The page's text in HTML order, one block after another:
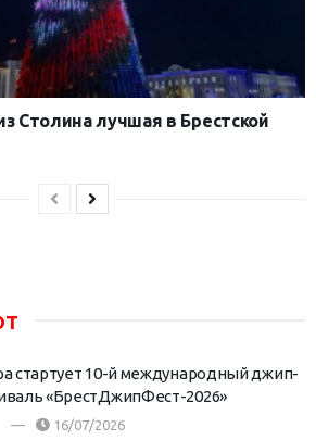
Столина лучшая в Брестской
стартует 10-й международный джип-
«БрестДжипФест-2026»
16/07/2026